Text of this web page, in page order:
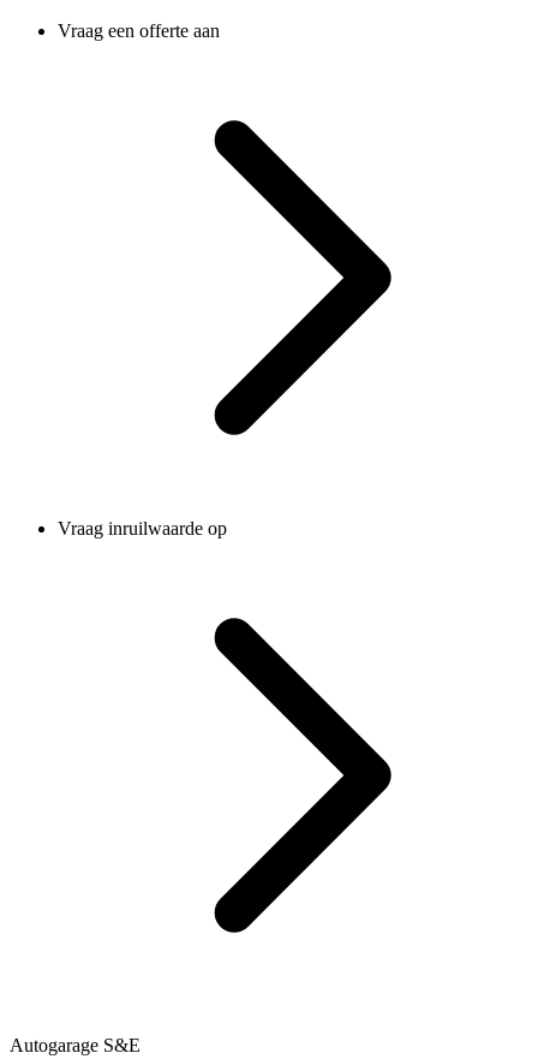
Vraag een offerte aan
Vraag inruilwaarde op
Autogarage S&E